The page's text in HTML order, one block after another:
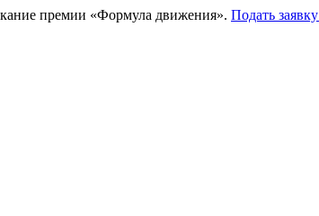
премии «Формула движения». Подать заявку